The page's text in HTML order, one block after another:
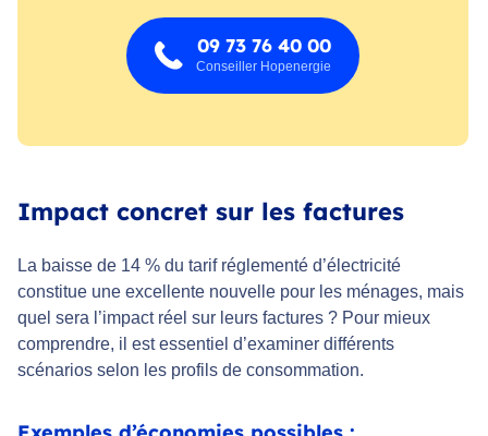
09 73 76 40 00
Conseiller Hopenergie
Impact concret sur les factures
La baisse de 14 % du tarif réglementé d’électricité
constitue une excellente nouvelle pour les ménages, mais
quel sera l’impact réel sur leurs factures ? Pour mieux
comprendre, il est essentiel d’examiner différents
scénarios selon les profils de consommation.